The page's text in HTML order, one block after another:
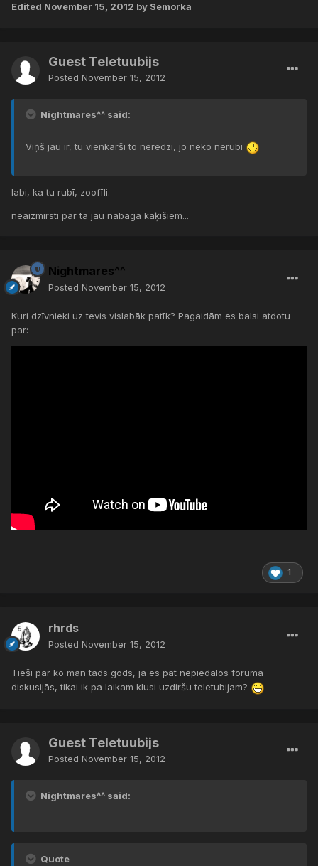
Edited November 15, 2012 by Semorka
Guest Teletuubijs
Posted November 15, 2012
Nightmares^^ said:
Viņš jau ir, tu vienkārši to neredzi, jo neko nerubī
labi, ka tu rubī, zoofīli.
neaizmirsti par tā jau nabaga kaķīšiem...
Nightmares^^
Posted November 15, 2012
Kuri dzīvnieki uz tevis vislabāk patīk? Pagaidām es balsi atdotu
par:
1
rhrds
Posted November 15, 2012
Tieši par ko man tāds gods, ja es pat nepiedalos foruma
diskusijās, tikai ik pa laikam klusi uzdiršu teletubijam?
Guest Teletuubijs
Posted November 15, 2012
Nightmares^^ said:
Quote